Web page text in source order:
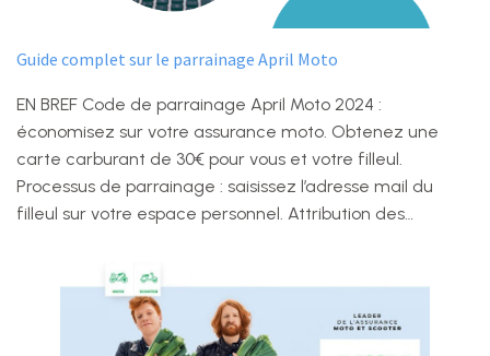
Guide complet sur le parrainage April Moto
EN BREF Code de parrainage April Moto 2024 :
économisez sur votre assurance moto. Obtenez une
carte carburant de 30€ pour vous et votre filleul.
Processus de parrainage : saisissez l’adresse mail du
filleul sur votre espace personnel. Attribution des…